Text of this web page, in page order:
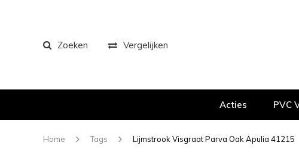
Zoeken Vergelijken
Acties PVC
Home Tags Lijmstrook Visgraat Parva Oak Apulia 41215